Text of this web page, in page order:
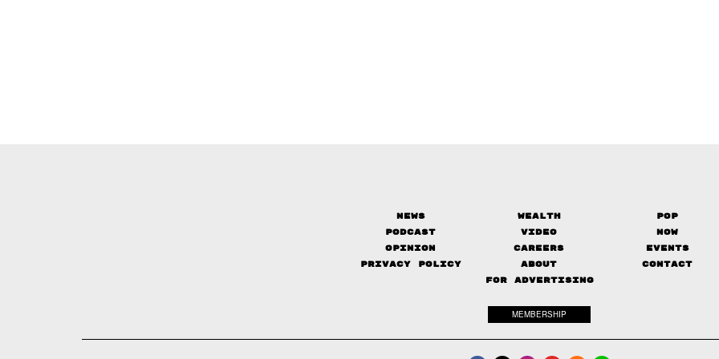
News Wealth
Pop
Podcast
Video
Now
Opinion
Careers
Events
Privacy Policy
About
Contact
FOR ADVERTISING
MEMBERSHIP